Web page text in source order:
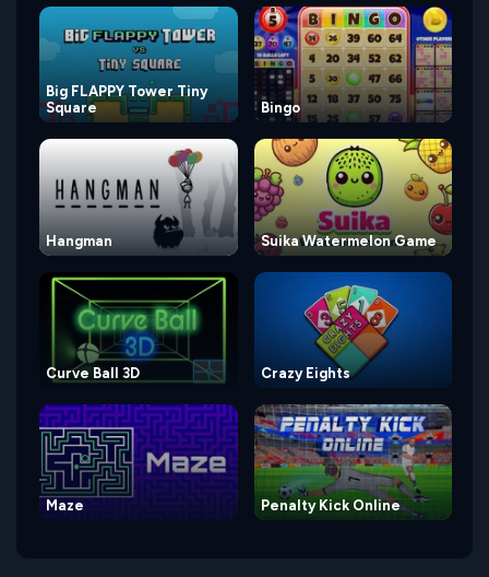
Big FLAPPY Tower Tiny
Square
Bingo
Hangman Suika Watermelon Game
Curve Ball 3D Crazy Eights
Maze Penalty Kick Online